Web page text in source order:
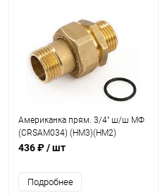
Американка прям. 3/4" ш/ш МФ
(CRSAM034) (НМ3)(НМ2)
436 ₽/ шт
Подробнее